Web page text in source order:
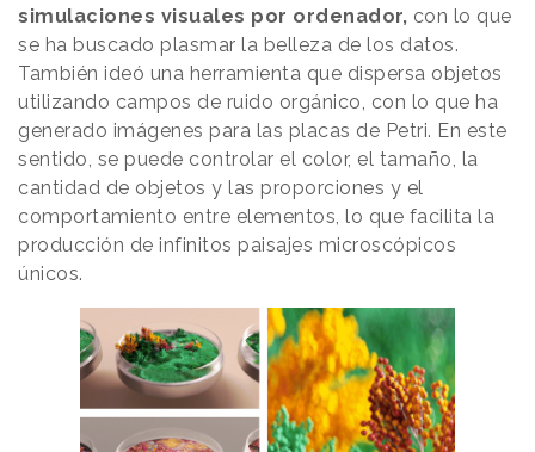
simulaciones visuales por ordenador, con lo que
se ha buscado plasmar la belleza de los datos.
También ideó una herramienta que dispersa objetos
utilizando campos de ruido orgánico, con lo que ha
generado imágenes para las placas de Petri. En este
sentido, se puede controlar el color, el tamaño, la
cantidad de objetos y las proporciones y el
comportamiento entre elementos, lo que facilita la
producción de infinitos paisajes microscópicos
únicos.